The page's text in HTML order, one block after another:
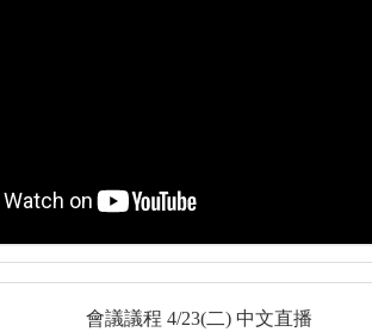
會議議程 4/23(二) 中文直播